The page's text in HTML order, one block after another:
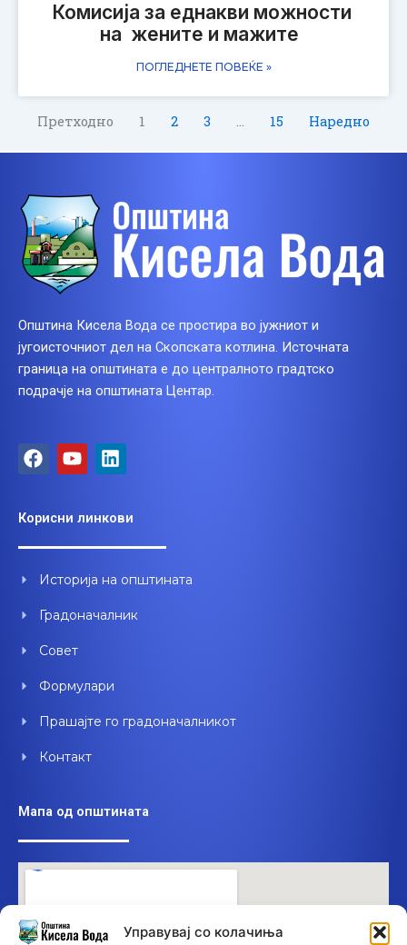
Управувај со колачиња
Комисија за еднакви можности
на жените и мажите
ПОГЛЕДНЕТЕ ПОВЕЌЕ »
Претходно 1 2 3 … 15 Наредно
Општина Кисела Вода се простира во јужниот и
југоисточниот дел на Скопската котлина. Источната
граница на општината е до централното градтско
подрачје на општината Центар.
F
a
b
o
k
Y
o
u
b
L
i
e
d
n
Корисни линкови
Историја на општината
Градоначалник
Совет
Формулари
Прашајте го градоначалникот
Контакт
Мапа од општината